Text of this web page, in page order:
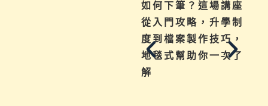
如何下筆？這場講座
從入門攻略，升學制
度到檔案製作技巧，
地毯式幫助你一次了
解